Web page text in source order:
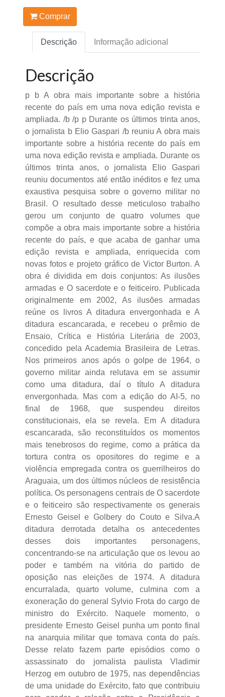
Comprar
Descrição Informação adicional
Descrição
p b A obra mais importante sobre a história
recente do país em uma nova edição revista e
ampliada. /b /p p Durante os últimos trinta anos,
o jornalista b Elio Gaspari /b reuniu A obra mais
importante sobre a história recente do país em
uma nova edição revista e ampliada. Durante os
últimos trinta anos, o jornalista Elio Gaspari
reuniu documentos até então inéditos e fez uma
exaustiva pesquisa sobre o governo militar no
Brasil. O resultado desse meticuloso trabalho
gerou um conjunto de quatro volumes que
compõe a obra mais importante sobre a história
recente do país, e que acaba de ganhar uma
edição revista e ampliada, enriquecida com
novas fotos e projeto gráfico de Victor Burton. A
obra é dividida em dois conjuntos: As ilusões
armadas e O sacerdote e o feiticeiro. Publicada
originalmente em 2002, As ilusões armadas
reúne os livros A ditadura envergonhada e A
ditadura escancarada, e recebeu o prêmio de
Ensaio, Crítica e História Literária de 2003,
concedido pela Academia Brasileira de Letras.
Nos primeiros anos após o golpe de 1964, o
governo militar ainda relutava em se assumir
como uma ditadura, daí o título A ditadura
envergonhada. Mas com a edição do AI-5, no
final de 1968, que suspendeu direitos
constitucionais, ela se revela. Em A ditadura
escancarada, são reconstituídos os momentos
mais tenebrosos do regime, como a prática da
tortura contra os opositores do regime e a
violência empregada contra os guerrilheiros do
Araguaia, um dos últimos núcleos de resistência
política. Os personagens centrais de O sacerdote
e o feiticeiro são respectivamente os generais
Ernesto Geisel e Golbery do Couto e Silva.A
ditadura derrotada detalha os antecedentes
desses dois importantes personagens,
concentrando-se na articulação que os levou ao
poder e também na vitória do partido de
oposição nas eleições de 1974. A ditadura
encurralada, quarto volume, culmina com a
exoneração do general Sylvio Frota do cargo de
ministro do Exército. Naquele momento, o
presidente Ernesto Geisel punha um ponto final
na anarquia militar que tomava conta do país.
Desse relato fazem parte episódios como o
assassinato do jornalista paulista Vladimir
Herzog em outubro de 1975, nas dependências
de uma unidade do Exército, fato que contribuiu